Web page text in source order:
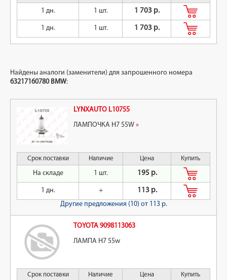
1 дн. 1 шт. 1 703 р.
1 дн. 1 шт. 1 703 р.
Найдены аналоги (заменители) для запрошенного номера
63217160780 BMW:
LYNXAUTO L10755
ЛАМПОЧКА H7 55W »
Срок поставки Наличие Цена Купить
На складе 1 шт. 195 р.
1 дн. +
113 р.
Другие предложения (10) от 113 р.
TOYOTA 9098113063
ЛАМПА H7 55w
Срок поставки Наличие Цена Купить